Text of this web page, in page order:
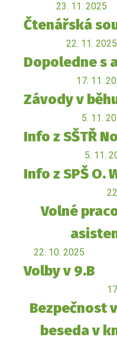
23. 11. 2025
Čtenářská
22. 11. 2025
Dopoledne s
17. 11.
Závody v
5. 11.
Info z SŠTŘ
5. 11.
Info z SPŠ O.
Volné
22. 10. 2025
Volby v 9.B
Bezpečnost
beseda v